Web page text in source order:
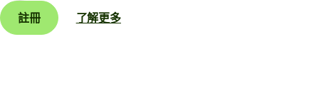
註冊
了解更多